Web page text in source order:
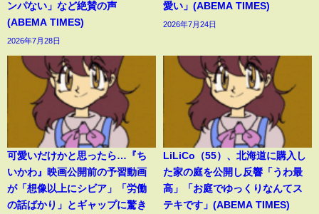
ンパない」など絶賛の声
(ABEMA TIMES)
2026年7月28日
愛い」(ABEMA TIMES)
2026年7月24日
可愛いだけかと思ったら…『ち
いかわ』映画公開前の予習動画
が「想像以上にシビア」「労働
の話ばかり」とギャップに驚き
LiLiCo（55）、北海道に購入し
た家の庭を公開し反響「うわ最
高」「お庭でゆっくりなんてス
テキです」(ABEMA TIMES)